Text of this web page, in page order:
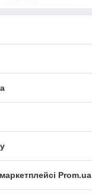
Prom.ua